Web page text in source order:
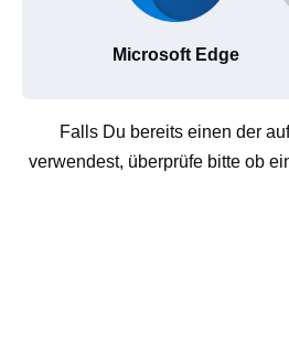
Microsoft Edge
Falls Du bereits einen der
verwendest, überprüfe bitte ob